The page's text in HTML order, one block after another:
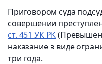
Приговором суда
совершении
ст. 451 УК РК
наказание в виде
три года.